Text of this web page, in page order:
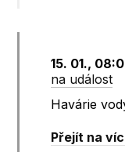
15. 01.,
na událost
Havárie
Přejít na